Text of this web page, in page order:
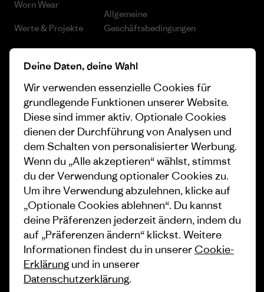
Worn Wear
Werte & Projekte
Progress Report
Klimaziele
1% For The Planet
Wie wir finanzieren
Geschenkgutscheine
Stores in deiner Nähe
Allgemeine
Geschäftsbedingungen
Cookie Einstellungen
Pressekontakt
Industry program
Affiliate-Programm
Patagonia Deutschland
Seitenverzeichnis
© 2026 Patagonia, Inc. All Rights Reserved.
Deine Daten, deine Wahl
Wir verwenden essenzielle Cookies für
grundlegende Funktionen unserer Website.
Diese sind immer aktiv. Optionale Cookies
dienen der Durchführung von Analysen und
dem Schalten von personalisierter Werbung.
Wenn du „Alle akzeptieren“ wählst, stimmst
du der Verwendung optionaler Cookies zu.
Um ihre Verwendung abzulehnen, klicke auf
„Optionale Cookies ablehnen“. Du kannst
deine Präferenzen jederzeit ändern, indem du
auf „Präferenzen ändern“ klickst. Weitere
Informationen findest du in unserer Cookie-
Erklärung und in unserer
Datenschutzerklärung.